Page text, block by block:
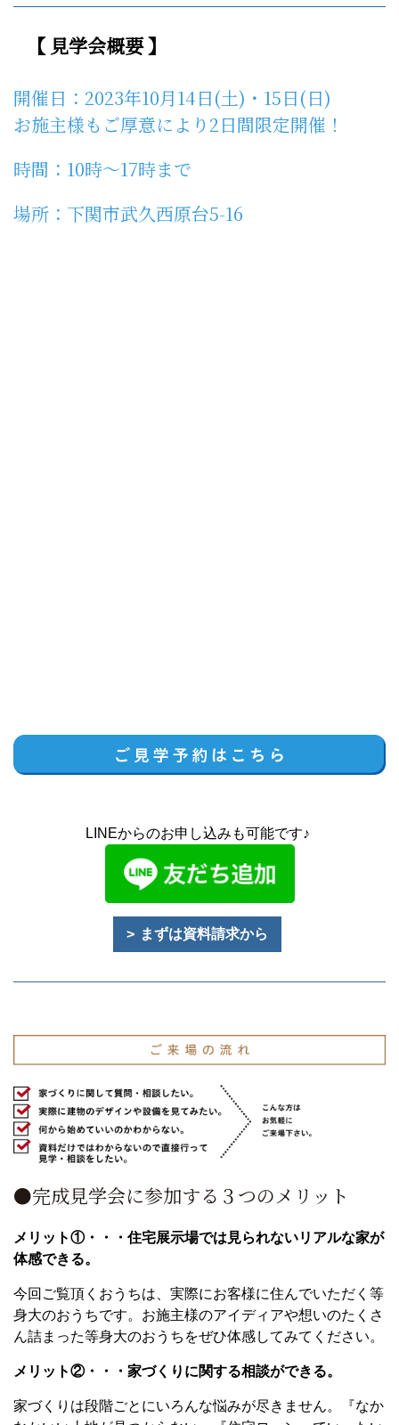
【 見学会概要】
開催日：2023年10月14日(土)・15日(日)
お施主様もご厚意により2日間限定開催！
時間：10時～17時まで
場所：下関市武久西原台5-16
LINEからのお申し込みも可能です♪
まずは資料請求から
●完成見学会に参加する３つのメリット
メリット①・・・住宅展示場では見られないリアルな家が
体感できる。
今回ご覧頂くおうちは、実際にお客様に住んでいただく等
身大のおうちです。お施主様のアイディアや想いのたくさ
ん詰まった等身大のおうちをぜひ体感してみてください。
メリット②・・・家づくりに関する相談ができる。
家づくりは段階ごとにいろんな悩みが尽きません。『なか